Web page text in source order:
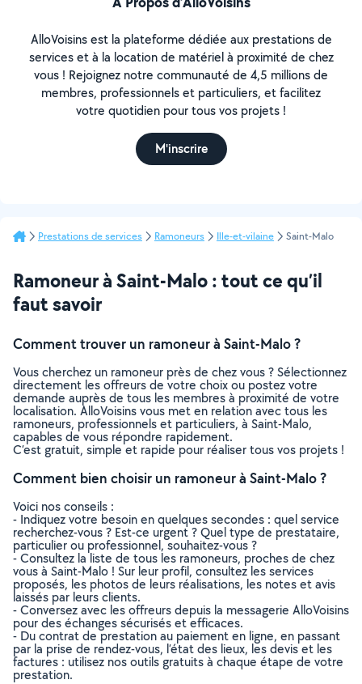
AlloVoisins est la plateforme dédiée aux prestations de
services et à la location de matériel à proximité de chez
vous ! Rejoignez notre communauté de 4,5 millions de
membres, professionnels et particuliers, et facilitez
votre quotidien pour tous vos projets !
M'inscrire
Prestations de services Ramoneurs Ille-et-vilaine Saint-Malo
Ramoneur à Saint-Malo : tout ce qu’il
faut savoir
Comment trouver un ramoneur à Saint-Malo ?
Vous cherchez un ramoneur près de chez vous ? Sélectionnez
directement les offreurs de votre choix ou postez votre
demande auprès de tous les membres à proximité de votre
localisation. AlloVoisins vous met en relation avec tous les
ramoneurs, professionnels et particuliers, à Saint-Malo,
capables de vous répondre rapidement.
C’est gratuit, simple et rapide pour réaliser tous vos projets !
Comment bien choisir un ramoneur à Saint-Malo ?
Voici nos conseils :
- Indiquez votre besoin en quelques secondes : quel service
recherchez-vous ? Est-ce urgent ? Quel type de prestataire,
particulier ou professionnel, souhaitez-vous ?
- Consultez la liste de tous les ramoneurs, proches de chez
vous à Saint-Malo ! Sur leur profil, consultez les services
proposés, les photos de leurs réalisations, les notes et avis
laissés par leurs clients.
- Conversez avec les offreurs depuis la messagerie AlloVoisins
pour des échanges sécurisés et efficaces.
- Du contrat de prestation au paiement en ligne, en passant
par la prise de rendez-vous, l’état des lieux, les devis et les
factures : utilisez nos outils gratuits à chaque étape de votre
prestation.